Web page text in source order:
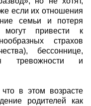
если их отношения
семьи и потеря
привести к
страхов
бессоннице,
тревожности и
в этом возрасте
родителей как